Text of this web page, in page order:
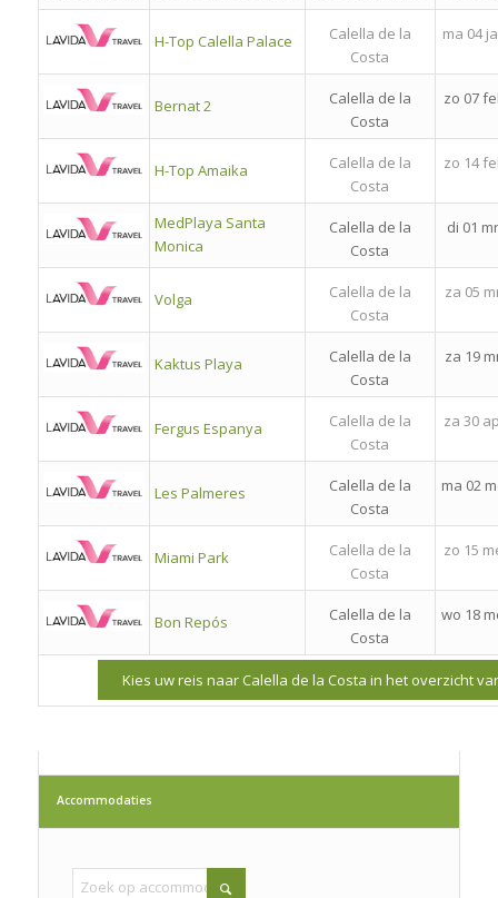
H-Top Calella Palace
Calella de la
Costa
ma 04
Bernat 2
Calella de la
Costa
zo 07
H-Top Amaika
Calella de la
Costa
zo 14
MedPlaya Santa
Monica
Calella de la
Costa
di 01
Volga
Calella de la
Costa
za 05
Kaktus Playa
Calella de la
Costa
za 19
Fergus Espanya
Calella de la
Costa
za 30
Les Palmeres
Calella de la
Costa
ma 02
Miami Park
Calella de la
Costa
zo 15
Bon Repós
Calella de la
Costa
wo 18
Kies uw reis naar Calella de la Costa in het overzicht
Accommodaties